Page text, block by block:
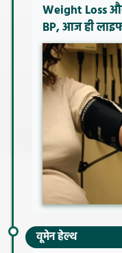
Weight Loss
BP, आज ही
वूमेन हेल्थ